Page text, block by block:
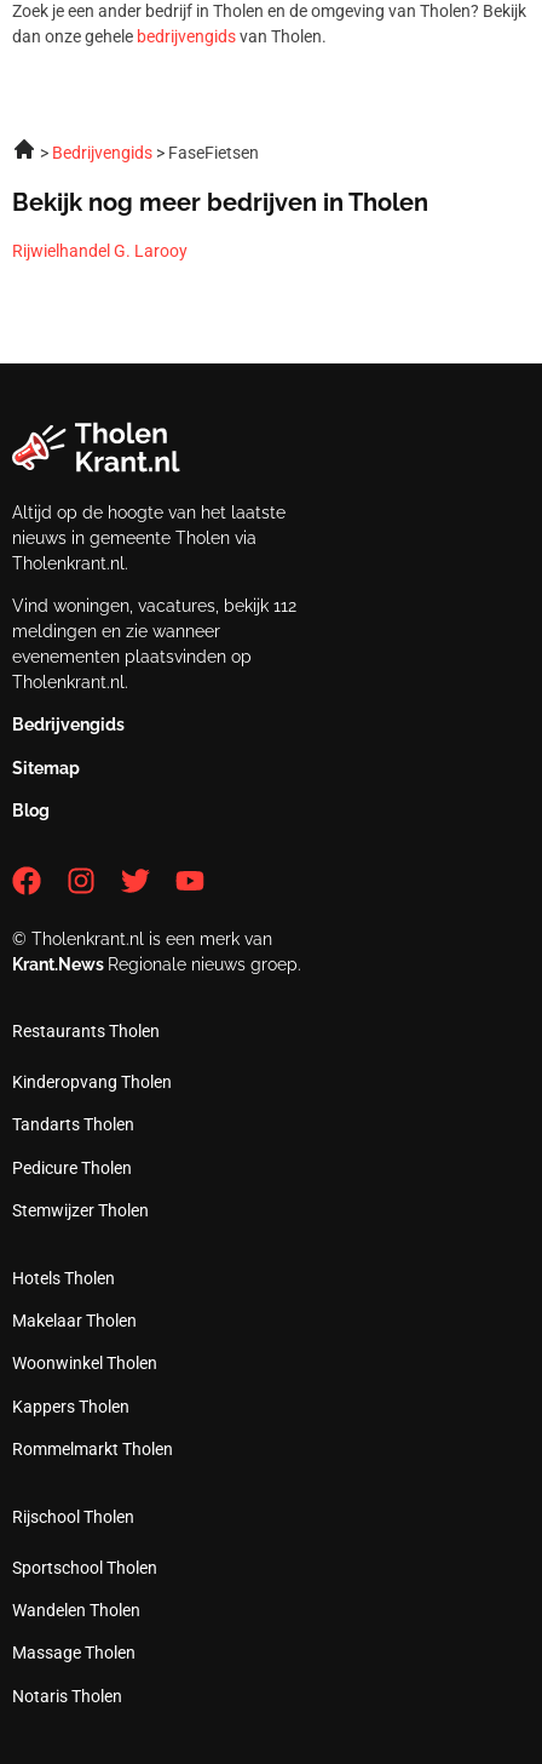
Zoek je een ander bedrijf in Tholen en de omgeving van Tholen? Bekijk
dan onze gehele bedrijvengidsvan Tholen.
Bedrijvengids FaseFietsen
Bekijk nog meer bedrijven in Tholen
Rijwielhandel G. Larooy
Altijd op de hoogte van het laatste
nieuws in gemeente Tholen via
Tholenkrant.nl.
Vind woningen, vacatures, bekijk 112
meldingen en zie wanneer
evenementen plaatsvinden op
Tholenkrant.nl.
Bedrijvengids
Sitemap
Blog
© Tholenkrant.nl is een merk van
Krant.News Regionale nieuws groep.
Restaurants Tholen
Kinderopvang Tholen
Tandarts Tholen
Pedicure Tholen
Stemwijzer Tholen
Hotels Tholen
Makelaar Tholen
Woonwinkel Tholen
Kappers Tholen
Rommelmarkt Tholen
Rijschool Tholen
Sportschool Tholen
Wandelen Tholen
Massage Tholen
Notaris Tholen